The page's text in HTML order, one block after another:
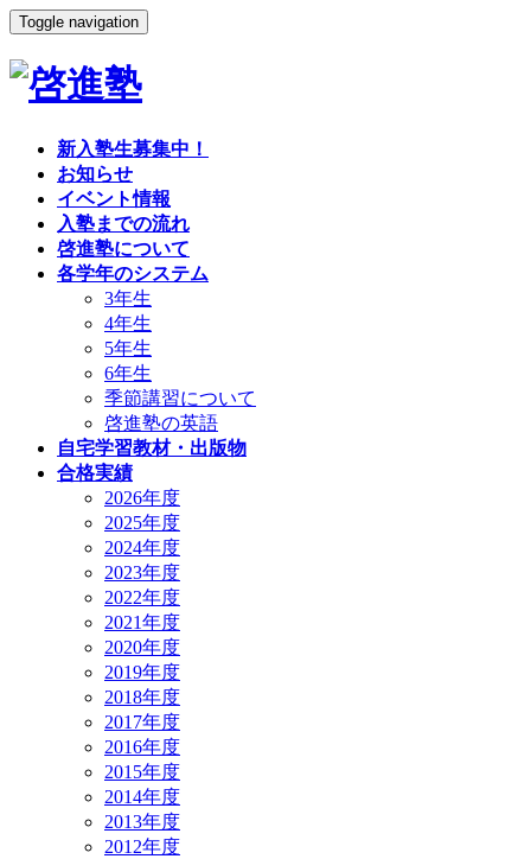
Toggle navigation
新入塾生募集中！
お知らせ
イベント情報
入塾までの流れ
啓進塾について
各学年のシステム
3年生
4年生
5年生
6年生
季節講習について
啓進塾の英語
自宅学習教材・出版物
合格実績
2026年度
2025年度
2024年度
2023年度
2022年度
2021年度
2020年度
2019年度
2018年度
2017年度
2016年度
2015年度
2014年度
2013年度
2012年度